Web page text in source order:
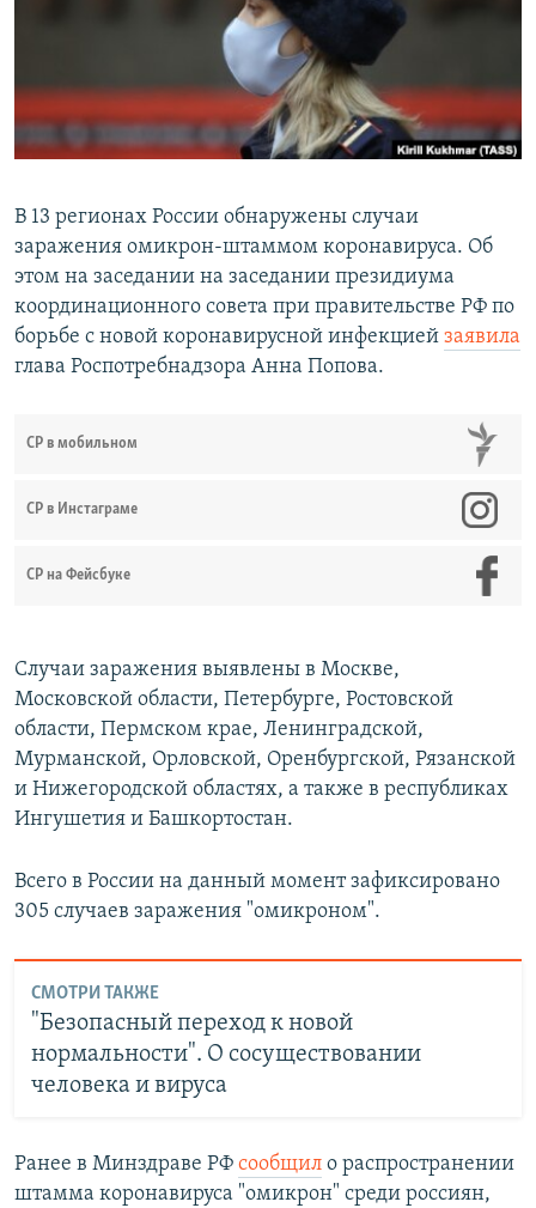
РАСПИСАНИЕ ВЕЩАНИЯ
ПОДПИШИТЕСЬ НА РАССЫЛКУ
СОЦИАЛЬНЫЕ СЕТИ
Все сайты РСЕ/РС
В 13 регионах России обнаружены случаи
заражения омикрон-штаммом коронавируса. Об
этом на заседании на заседании президиума
координационного совета при правительстве РФ по
борьбе с новой коронавирусной инфекцией заявила
глава Роспотребнадзора Анна Попова.
СР в мобильном
СР в Инстаграме
СР на Фейсбуке
Случаи заражения выявлены в Москве,
Московской области, Петербурге, Ростовской
области, Пермском крае, Ленинградской,
Мурманской, Орловской, Оренбургской, Рязанской
и Нижегородской областях, а также в республиках
Ингушетия и Башкортостан.
Всего в России на данный момент зафиксировано
305 случаев заражения "омикроном".
СМОТРИ ТАКЖЕ
"Безопасный переход к новой
нормальности". О сосуществовании
человека и вируса
Ранее в Минздраве РФ сообщил о распространении
штамма коронавируса "омикрон" среди россиян,